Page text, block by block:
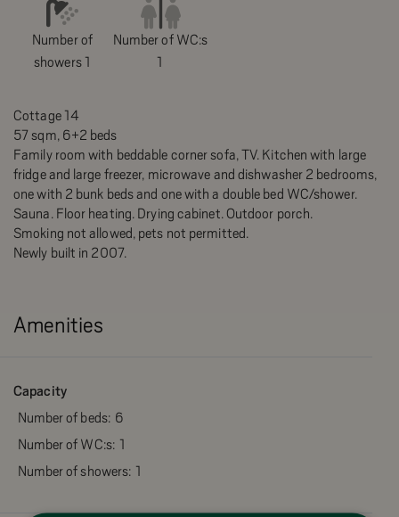
Number of
showers 1
Number of WC:s
1
Cottage 14
57 sqm, 6+2 beds
Family room with beddable corner sofa, TV. Kitchen with large
fridge and large freezer, microwave and dishwasher 2 bedrooms,
one with 2 bunk beds and one with a double bed WC/shower.
Sauna. Floor heating. Drying cabinet. Outdoor porch.
Smoking not allowed, pets not permitted.
Newly built in 2007.
Amenities
Capacity
Number of beds: 6
Number of WC:s: 1
Number of showers: 1